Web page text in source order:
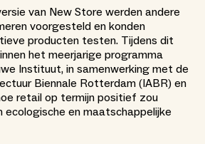
van New Store werden andere
voorgesteld en konden
producten testen. Tijdens dit
het meerjarige programma
Instituut, in samenwerking met de
Biennale Rotterdam (IABR) en
retail op termijn positief zou
ecologische en maatschappelijke